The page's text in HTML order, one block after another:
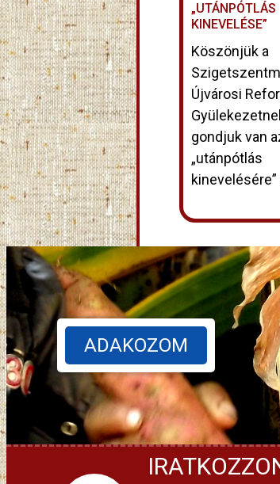
„UTÁNPÓTLÁS
KINEVELÉSE”
Köszönjük a
Újvárosi
gondjuk van
„utánpótlás
kinevelésére”
ADAKOZOM